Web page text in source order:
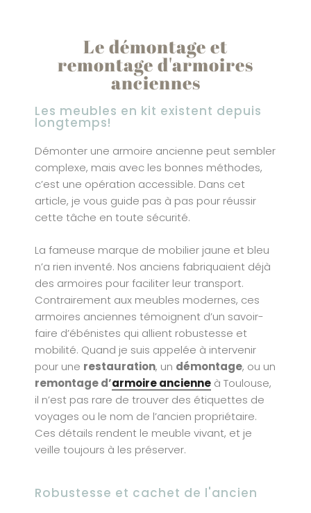
Le démontage et
remontage d'armoires
anciennes
Les meubles en kit existent depuis
longtemps!
Démonter une armoire ancienne peut sembler
complexe, mais avec les bonnes méthodes,
c’est une opération accessible. Dans cet
article, je vous guide pas à pas pour réussir
cette tâche en toute sécurité.
La fameuse marque de mobilier jaune et bleu
n’a rien inventé. Nos anciens fabriquaient déjà
des armoires pour faciliter leur transport.
Contrairement aux meubles modernes, ces
armoires anciennes témoignent d’un savoir-
faire d’ébénistes qui allient robustesse et
mobilité. Quand je suis appelée à intervenir
pour une restauration, un démontage, ou un
remontage d’armoire ancienne à Toulouse,
il n’est pas rare de trouver des étiquettes de
voyages ou le nom de l’ancien propriétaire.
Ces détails rendent le meuble vivant, et je
veille toujours à les préserver.
Robustesse et cachet de l'ancien